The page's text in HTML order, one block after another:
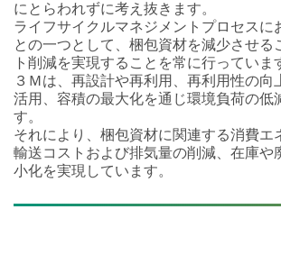
にとらわれずに考え抜きます。
ライフサイクルマネジメントプロセスに
との一つとして、梱包資材を減少させる
ト削減を実現することを常に行っていま
３Ｍは、再設計や再利用、再利用性の向
活用、容積の最大化を通じ環境負荷の低
す。
それにより、梱包資材に関連する消費エ
輸送コストおよび排気量の削減、在庫や
小化を実現しています。